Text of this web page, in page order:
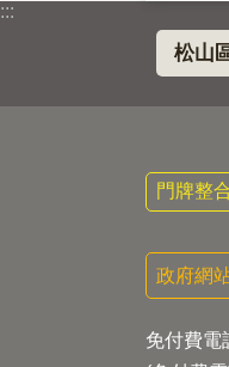
:::
松山
門牌整
政府網
免付費電